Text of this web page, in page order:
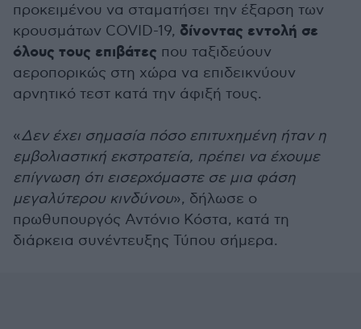
προκειμένου να σταματήσει την έξαρση των
κρουσμάτων COVID-19, δίνοντας εντολή σε
όλους τους επιβάτες που ταξιδεύουν
αεροπορικώς στη χώρα να επιδεικνύουν
αρνητικό τεστ κατά την άφιξή τους.
«Δεν έχει σημασία πόσο επιτυχημένη ήταν η
εμβολιαστική εκστρατεία, πρέπει να έχουμε
επίγνωση ότι εισερχόμαστε σε μια φάση
μεγαλύτερου κινδύνου», δήλωσε ο
πρωθυπουργός Αντόνιο Κόστα, κατά τη
διάρκεια συνέντευξης Τύπου σήμερα.